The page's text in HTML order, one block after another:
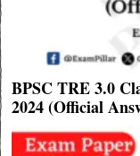
BPSC TRE 3.0
2024 (Official